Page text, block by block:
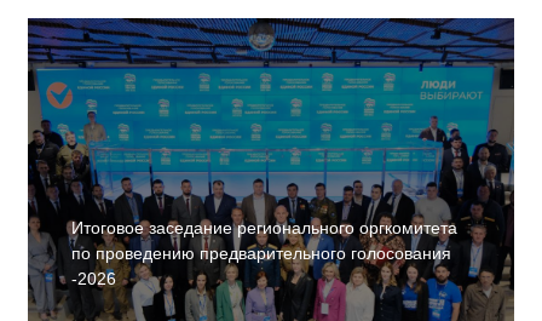
Итоговое заседание регионального оргкомитета
по проведению предварительного голосования
-2026